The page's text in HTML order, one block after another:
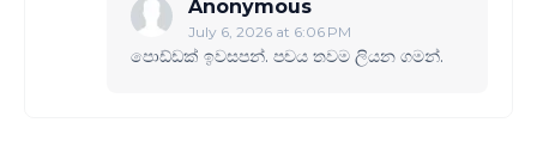
Anonymous
July 6, 2026 at 6:06 PM
පොඩ්ඩක් ඉවසපන්. පචය තවම ලියන ගමන්.